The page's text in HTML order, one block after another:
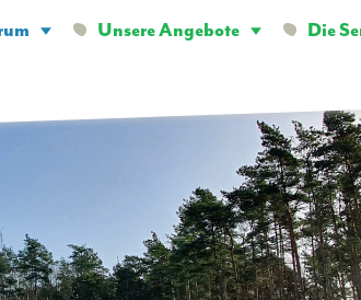
Unsere Angebote Die